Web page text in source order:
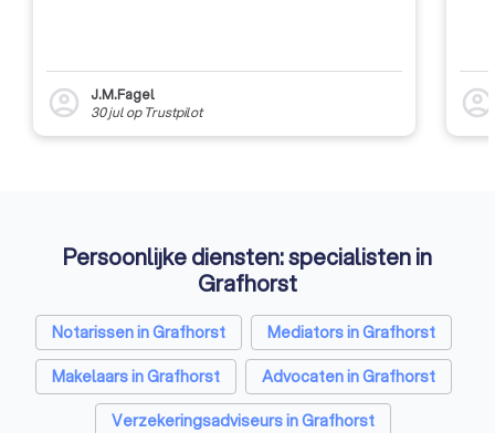
account_circle
J.M.Fagel
30 julop Trustpilot account_circle
Persoonlijke diensten: specialisten in
Grafhorst
Notarissen in Grafhorst
Mediators in Grafhorst
Makelaars in Grafhorst
Advocaten in Grafhorst
Verzekeringsadviseurs in Grafhorst